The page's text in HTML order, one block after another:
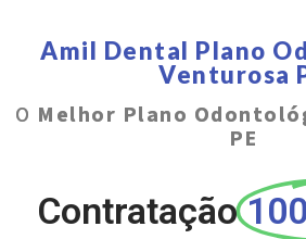
Amil Dental Plano
Venturosa
O Melhor Plano
PE
Contratação